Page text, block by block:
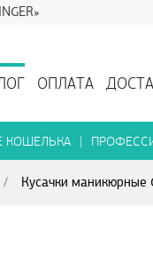
ОПЛАТА
КОШЕЛЬКА |
/ Кусачки маникюрные